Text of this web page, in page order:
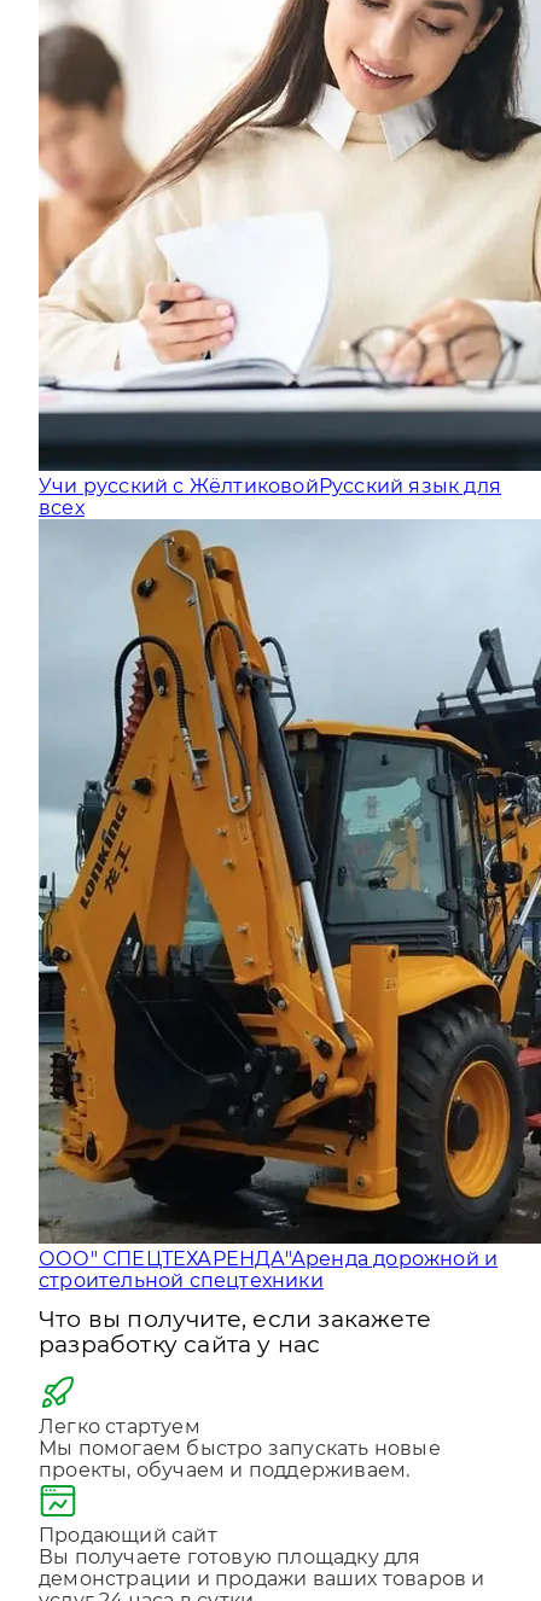
Учи русский с ЖёлтиковойРусский язык для
всех
ООО" СПЕЦТЕХАРЕНДА"Аренда дорожной и
строительной спецтехники
Что вы получите, если закажете
разработку сайта у нас
Легко стартуем
Мы помогаем быстро запускать новые
проекты, обучаем и поддерживаем.
Продающий сайт
Вы получаете готовую площадку для
демонстрации и продажи ваших товаров и